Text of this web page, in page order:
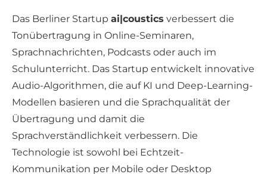
Das Berliner Startup ai|coustics verbessert die
Tonübertragung in Online-Seminaren,
Sprachnachrichten, Podcasts oder auch im
Schulunterricht. Das Startup entwickelt innovative
Audio-Algorithmen, die auf KI und Deep-Learning-
Modellen basieren und die Sprachqualität der
Übertragung und damit die
Sprachverständlichkeit verbessern. Die
Technologie ist sowohl bei Echtzeit-
Kommunikation per Mobile oder Desktop